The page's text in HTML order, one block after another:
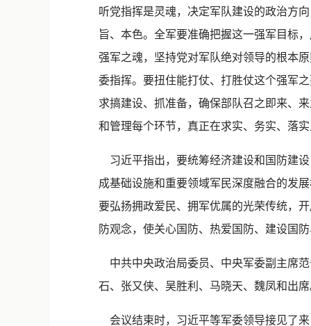
听党指挥是灵魂，决定军队建设的政治方
旨、本色。全军要准确把握这一强军目标
强军之魂，坚持党对军队绝对领导的根本
委指挥。要扭住能打仗、打胜仗这个强军
求搞建设、抓准备，确保部队召之即来、
和管理每个环节，真正在求实、务实、落
习近平指出，要统筹经济建设和国防建
成基础设施和重要领域军民深度融合的发
要弘扬拥政爱民、拥军优属的光荣传统，
防观念，使关心国防、热爱国防、建设国
中共中央政治局委员、中央军委副主席
石、张又侠、吴胜利、马晓天、魏凤和出
会议结束时，习近平等军委领导接见了